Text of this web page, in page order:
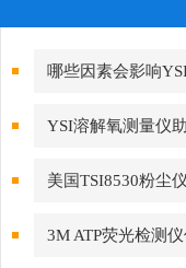
哪些因素会影响
量仪的准确性？
YSI溶解氧测量仪
可持续利用海洋资源
美国TSI8530粉尘
量领域备受青睐
3M ATP荧光检测